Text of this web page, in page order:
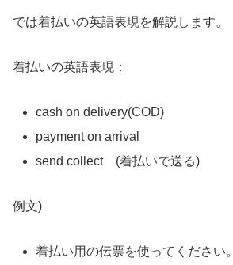
では着払いの英語表現を解説します。
着払いの英語表現：
cash on delivery(COD)
payment on arrival
send collect (着払いで送る)
例文)
着払い用の伝票を使ってください。